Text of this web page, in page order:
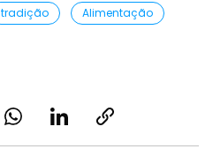
tradição Alimentação